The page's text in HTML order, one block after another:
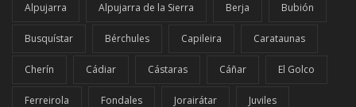
Alpujarra Alpujarra de la Sierra Berja Bubión
Busquístar Bérchules Capileira Carataunas
Cherín Cádiar Cástaras Cáñar El Golco
Ferreirola Fondales Jorairátar Juviles